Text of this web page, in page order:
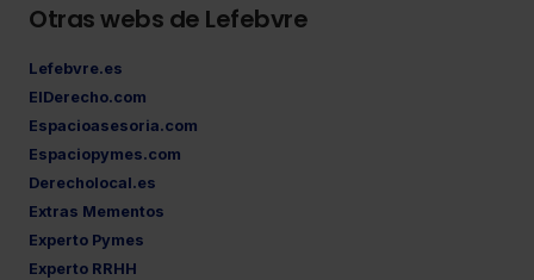
Otras webs de Lefebvre
Lefebvre.es
ElDerecho.com
Espacioasesoria.com
Espaciopymes.com
Derecholocal.es
Extras Mementos
Experto Pymes
Experto RRHH